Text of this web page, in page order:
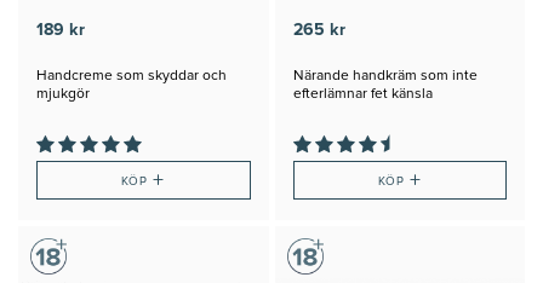
189 kr
Handcreme som skyddar och
mjukgör
KÖP+
265 kr
Närande handkräm som inte
efterlämnar fet känsla
KÖP +